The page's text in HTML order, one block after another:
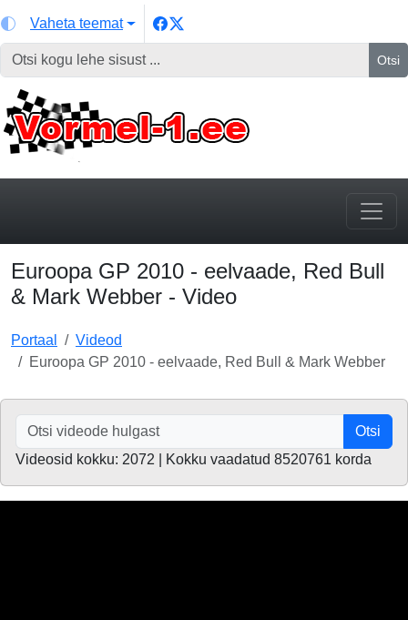
Vaheta teemat
Otsi
Euroopa GP 2010 - eelvaade, Red Bull
& Mark Webber - Video
Portaal
Videod
Euroopa GP 2010 - eelvaade, Red Bull & Mark Webber
Otsi
Videosid kokku: 2072 | Kokku vaadatud 8520761 korda